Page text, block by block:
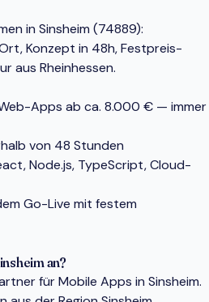
in Sinsheim (74889):
Konzept in 48h, Festpreis-
aus Rheinhessen.
Apps ab ca. 8.000 € — immer
von 48 Stunden
Node.js, TypeScript, Cloud-
Go-Live mit festem
an?
für Mobile Apps in Sinsheim.